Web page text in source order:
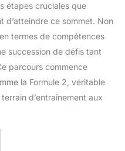
étapes cruciales que
d’atteindre ce sommet. Non
termes de compétences
succession de défis tant
parcours commence
la Formule 2, véritable
d’entraînement aux